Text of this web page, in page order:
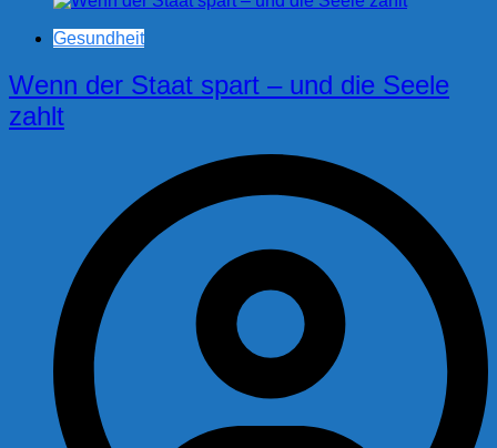
Gesundheit
Wenn der Staat spart – und die Seele
zahlt